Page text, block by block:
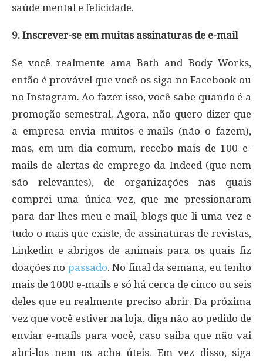
saúde mental e felicidade.
9. Inscrever-se em muitas assinaturas de e-mail
Se você realmente ama Bath and Body Works,
então é provável que você os siga no Facebook ou
no Instagram. Ao fazer isso, você sabe quando é a
promoção semestral. Agora, não quero dizer que
a empresa envia muitos e-mails (não o fazem),
mas, em um dia comum, recebo mais de 100 e-
mails de alertas de emprego da Indeed (que nem
são relevantes), de organizações nas quais
comprei uma única vez, que me pressionaram
para dar-lhes meu e-mail, blogs que li uma vez e
tudo o mais que existe, de assinaturas de revistas,
Linkedin e abrigos de animais para os quais fiz
doações no passado. No final da semana, eu tenho
mais de 1000 e-mails e só há cerca de cinco ou seis
deles que eu realmente preciso abrir. Da próxima
vez que você estiver na loja, diga não ao pedido de
enviar e-mails para você, caso saiba que não vai
abri-los nem os acha úteis. Em vez disso, siga